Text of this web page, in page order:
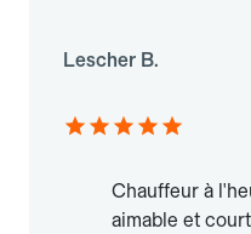
Lescher B.
Chauffeur à
aimable et